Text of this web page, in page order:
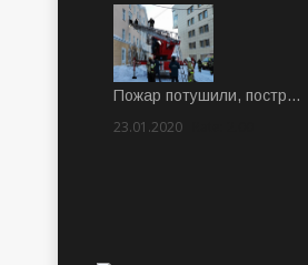
Пожар потушили, постр…
23.01.2020